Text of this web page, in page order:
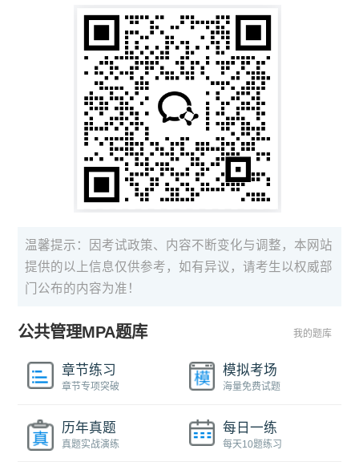
温馨提示：因考试政策、内容不断变化与调整，本网站
提供的以上信息仅供参考，如有异议，请考生以权威部
门公布的内容为准！
公共管理MPA题库 我的题库
章节练习
章节专项突破
模拟考场
海量免费试题
历年真题
真题实战演练
每日一练
每天10题练习